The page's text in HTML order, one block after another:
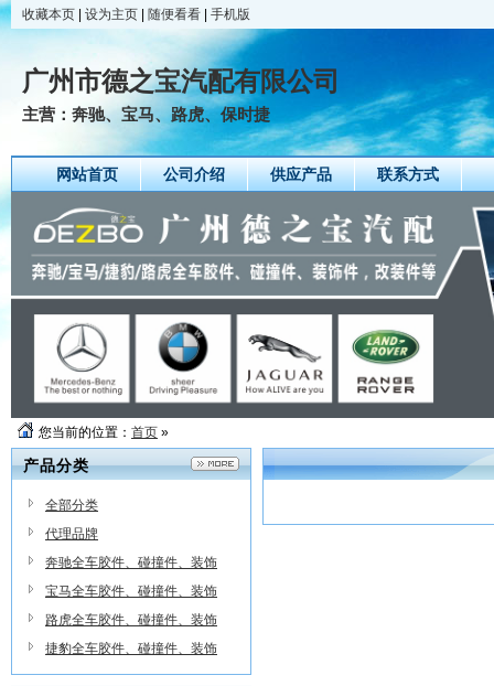
收藏本页 设为主页 随便看看 手机版
广州市德之宝汽配有限公司
主营：奔驰、宝马、路虎、保时捷
网站首页 公司介绍 供应产品 联系方式
您当前的位置： 首页 »
产品分类
全部分类
代理品牌
奔驰全车胶件、碰撞件、装饰
件，改装件等
宝马全车胶件、碰撞件、装饰
件，改装件等
路虎全车胶件、碰撞件、装饰
件，改装件等
捷豹全车胶件、碰撞件、装饰
件，改装件等